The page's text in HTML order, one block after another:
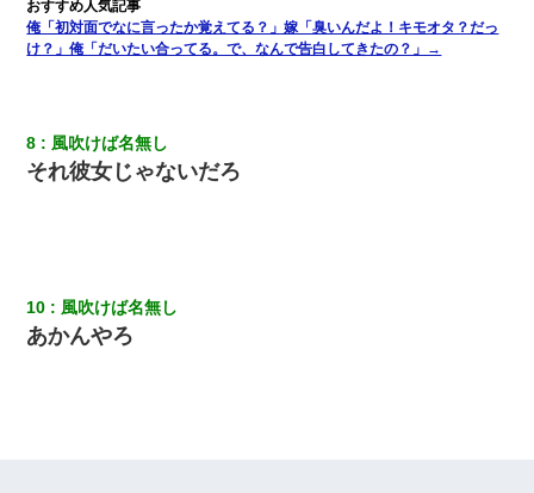
嫁が弁護士を連れてきて「悪いと思うなら慰謝料を払って離婚し
ろ」→ 俺「完全に恐喝になってますね」「お前、これが詐欺だっ
て知ってる？」
う。会社「仕事がハードだし田舎で娯楽も少ないからキツイの
か…」→ 実際は違った
隣の部屋の住民の母親、オートロックを突破してマンションに入
り込んできたみたいで、ずっとドアの前で喚いてて滅茶苦茶うる
さかった。
俺「初対面でなに言ったか覚えてる？」嫁「臭いんだよ！キモオタ？だっ
け？」俺「だいたい合ってる。で、なんで告白してきたの？」→
8 風吹けば名無し
それ彼女じゃないだろ
10 風吹けば名無し
あかんやろ